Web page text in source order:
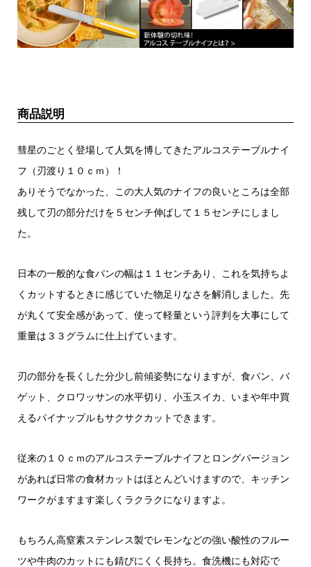
商品説明
彗星のごとく登場して人気を博してきたアルコステーブルナイ
フ（刃渡り１０ｃｍ）！
ありそうでなかった、この大人気のナイフの良いところは全部
残して刃の部分だけを５センチ伸ばして１５センチにしまし
た。
日本の一般的な食パンの幅は１１センチあり、これを気持ちよ
くカットするときに感じていた物足りなさを解消しました。先
が丸くて安全感があって、使って軽量という評判を大事にして
重量は３３グラムに仕上げています。
刃の部分を長くした分少し前傾姿勢になりますが、食パン、バ
ゲット、クロワッサンの水平切り、小玉スイカ、いまや年中買
えるパイナップルもサクサクカットできます。
従来の１０ｃｍのアルコステーブルナイフとロングバージョン
があれば日常の食材カットはほとんどいけますので、キッチン
ワークがますます楽しくラクラクになりますよ。
もちろん高窒素ステンレス製でレモンなどの強い酸性のフルー
ツや牛肉のカットにも錆びにくく長持ち。食洗機にも対応で